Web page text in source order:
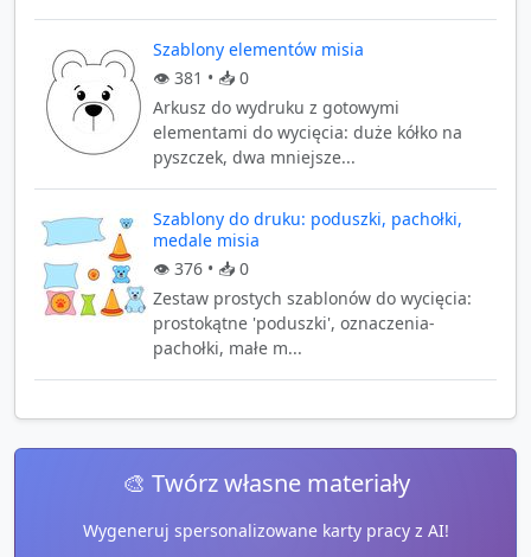
Szablony elementów misia
👁️ 381 • 📥 0
Arkusz do wydruku z gotowymi
elementami do wycięcia: duże kółko na
pyszczek, dwa mniejsze...
Szablony do druku: poduszki, pachołki,
medale misia
👁️ 376 • 📥 0
Zestaw prostych szablonów do wycięcia:
prostokątne 'poduszki', oznaczenia-
pachołki, małe m...
🎨 Twórz własne materiały
Wygeneruj spersonalizowane karty pracy z AI!